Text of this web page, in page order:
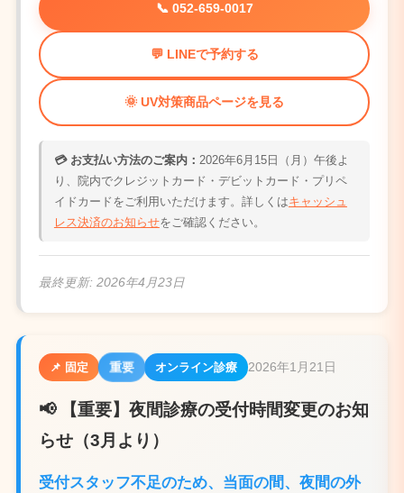
📞 052-659-0017
💬 LINEで予約する
🌞 UV対策商品ページを見る
💳 お支払い方法のご案内： 2026年6月15日（月）午後よ
り、院内でクレジットカード・デビットカード・プリペ
イドカードをご利用いただけます。詳しくはキャッシュ
レス決済のお知らせをご確認ください。
最終更新: 2026年4月23日
📌 固定 重要 オンライン診療 2026年1月21日
📢 【重要】夜間診療の受付時間変更のお知
らせ（3月より）
受付スタッフ不足のため、当面の間、夜間の外